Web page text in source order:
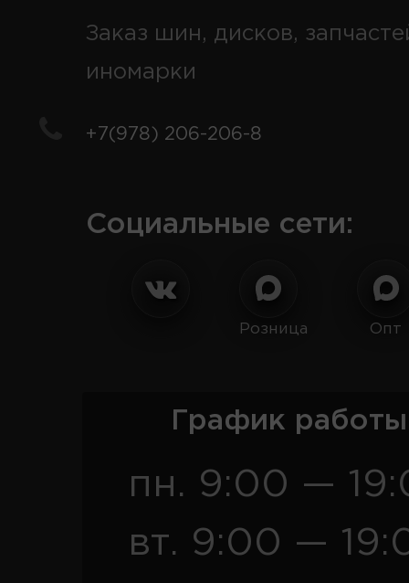
Заказ шин, дисков,
иномарки
+7(978) 206-206-8
Социальные сети:
Розница Опт
График
пн. 9:00 —
вт. 9:00 —